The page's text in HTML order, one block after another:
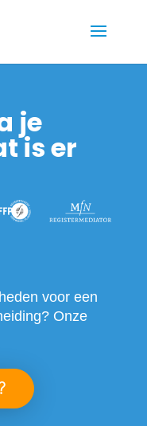
je
is er
voor een
Onze